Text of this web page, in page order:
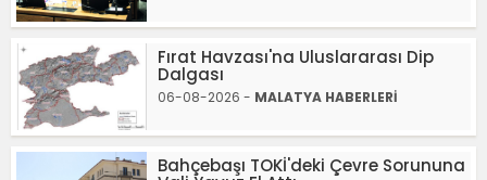
Fırat Havzası'na Uluslararası Dip
Dalgası
06-08-2026 - MALATYA HABERLERİ
Bahçebaşı TOKİ'deki Çevre Sorununa